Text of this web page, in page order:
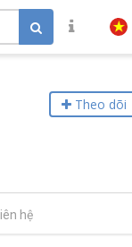
Theo dõi
Liên hệ